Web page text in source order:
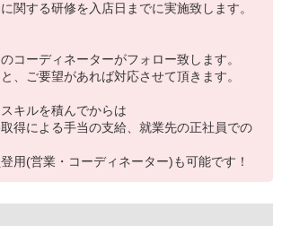
関する研修を入店日までに実施致します。
コーディネーターがフォロー致します。
、ご要望があれば対応させて頂きます。
キルを積んでからは
得による手当の支給、就業先の正社員での
用(営業・コーディネーター)も可能です！